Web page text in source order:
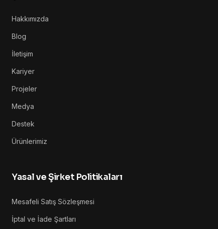
Hakkımızda
Blog
İletişim
Kariyer
Projeler
Medya
Destek
Ürünlerimiz
Yasal ve Şirket Politikaları
Mesafeli Satış Sözleşmesi
İptal ve İade Şartları